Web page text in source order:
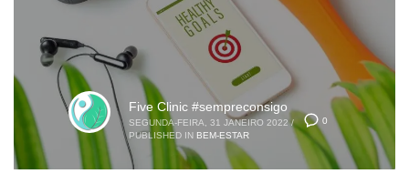
0
Five Clinic #sempreconsigo
SEGUNDA-FEIRA, 31 JANEIRO 2022 /
PUBLISHED IN BEM-ESTAR